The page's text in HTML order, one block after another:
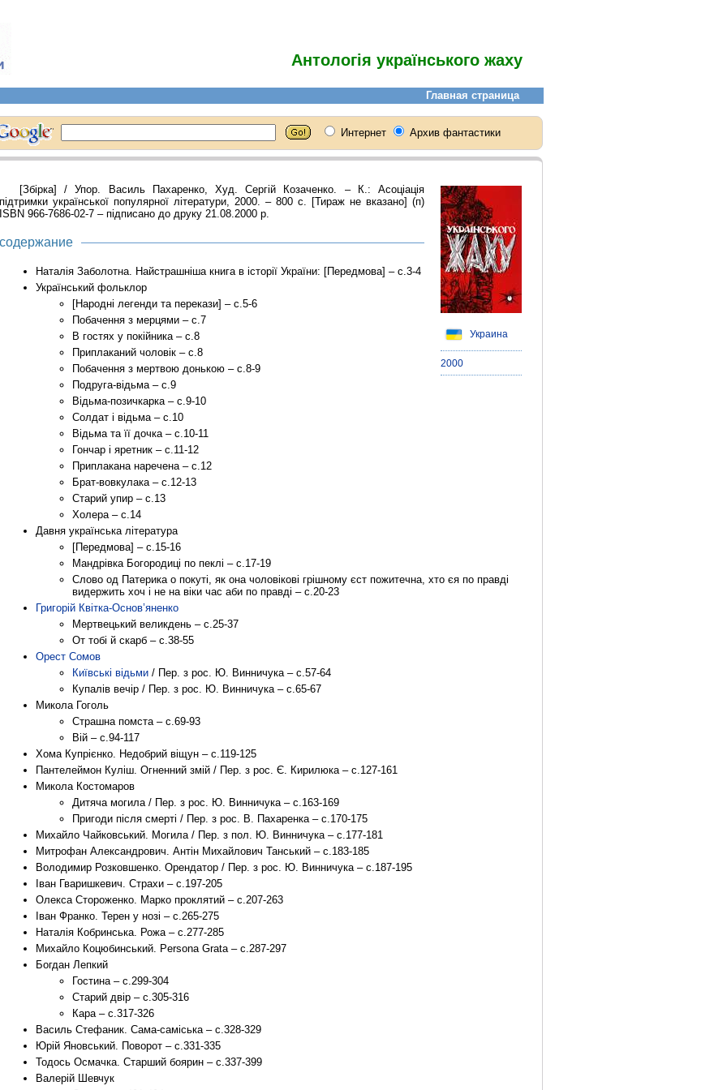
Антологія українського жаху
Украина
2000
[Збірка] / Упор. Василь Пахаренко, Худ. Сергій Козаченко. – К.: Асоціація
підтримки української популярної літератури, 2000. – 800 с. [Тираж не вказано] (п)
ISBN 966-7686-02-7 – підписано до друку 21.08.2000 р.
содержание
Наталія Заболотна. Найстрашніша книга в історії України: [Передмова] – с.3-4
Український фольклор
[Народні легенди та перекази] – с.5-6
Побачення з мерцями – с.7
В гостях у покійника – с.8
Приплаканий чоловік – с.8
Побачення з мертвою донькою – с.8-9
Подруга-відьма – с.9
Відьма-позичкарка – с.9-10
Солдат і відьма – с.10
Відьма та її дочка – с.10-11
Гончар і яретник – с.11-12
Приплакана наречена – с.12
Брат-вовкулака – с.12-13
Старий упир – с.13
Холера – с.14
Давня українська література
[Передмова] – с.15-16
Мандрівка Богородиці по пеклі – с.17-19
Слово од Патерика о покуті, як она чоловікові грішному єст пожитечна, хто єя по правді
видержить хоч і не на віки час аби по правді – с.20-23
Григорій Квітка-Основ’яненко
Мертвецький великдень – с.25-37
От тобі й скарб – с.38-55
Орест Сомов
Київські відьми / Пер. з рос. Ю. Винничука – с.57-64
Купалів вечір / Пер. з рос. Ю. Винничука – с.65-67
Микола Гоголь
Страшна помста – с.69-93
Вій – с.94-117
Хома Купрієнко. Недобрий віщун – с.119-125
Пантелеймон Куліш. Огненний змій / Пер. з рос. Є. Кирилюка – с.127-161
Микола Костомаров
Дитяча могила / Пер. з рос. Ю. Винничука – с.163-169
Пригоди після смерті / Пер. з рос. В. Пахаренка – с.170-175
Михайло Чайковський. Могила / Пер. з пол. Ю. Винничука – с.177-181
Митрофан Александрович. Антін Михайлович Танський – с.183-185
Володимир Розковшенко. Орендатор / Пер. з рос. Ю. Винничука – с.187-195
Іван Гваришкевич. Страхи – с.197-205
Олекса Стороженко. Марко проклятий – с.207-263
Іван Франко. Терен у нозі – с.265-275
Наталія Кобринська. Рожа – с.277-285
Михайло Коцюбинський. Persona Grata – с.287-297
Богдан Лепкий
Гостина – с.299-304
Старий двір – с.305-316
Кара – с.317-326
Василь Стефаник. Сама-саміська – с.328-329
Юрій Яновський. Поворот – с.331-335
Тодось Осмачка. Старший боярин – с.337-399
Валерій Шевчук